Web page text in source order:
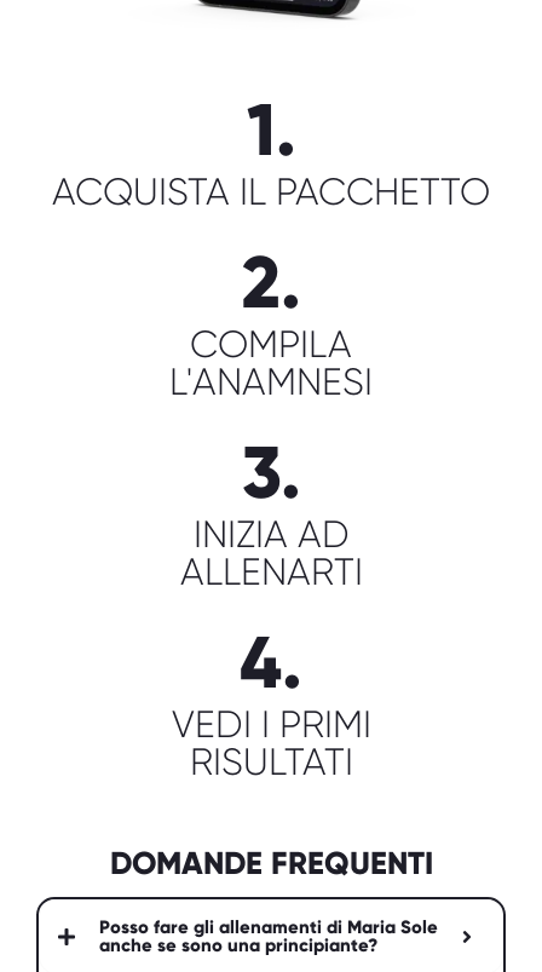
1.
ACQUISTA IL PACCHETTO
2.
COMPILA
L'ANAMNESI
3.
INIZIA AD
ALLENARTI
4.
VEDI I PRIMI
RISULTATI
DOMANDE FREQUENTI
Posso fare gli allenamenti di Maria Sole
anche se sono una principiante?